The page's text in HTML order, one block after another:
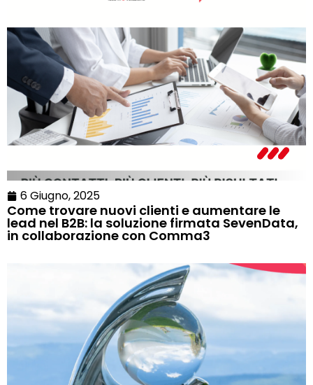
6 Giugno, 2025
Come trovare nuovi clienti e aumentare le
lead nel B2B: la soluzione firmata SevenData,
in collaborazione con Comma3